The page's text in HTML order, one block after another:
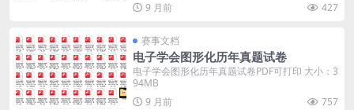
9 月前 427
赛事文档
电子学会图形化历年真题试卷
电子学会图形化历年真题试卷PDF可打印 大小：3
94MB
9 月前
757